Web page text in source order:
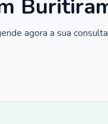
agora a sua